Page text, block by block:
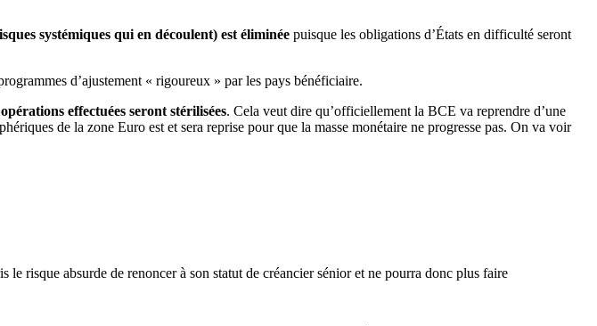
systémiques qui en découlent) est éliminée puisque les obligations d’États en difficulté seront
d’ajustement « rigoureux » par les pays bénéficiaire.
effectuées seront stérilisées. Cela veut dire qu’officiellement la BCE va reprendre d’une
de la zone Euro est et sera reprise pour que la masse monétaire ne progresse pas. On va voir
risque absurde de renoncer à son statut de créancier sénior et ne pourra donc plus faire